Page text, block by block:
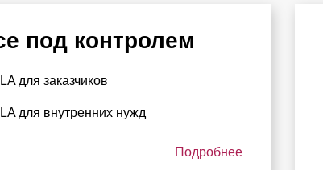
под контролем
для заказчиков
для внутренних нужд
Подробнее